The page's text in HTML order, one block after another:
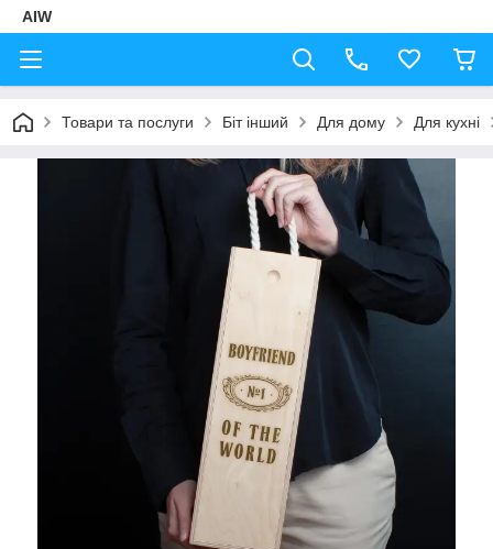
AIW
Товари та послуги Біт інший Для дому Для кухні